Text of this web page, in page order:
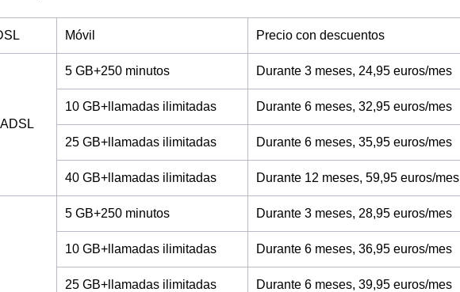
Móvil Precio con descuentos
5 GB+250 minutos Durante 3 meses, 24,95 euros/mes
10 GB+llamadas ilimitadas Durante 6 meses, 32,95 euros/mes
25 GB+llamadas ilimitadas Durante 6 meses, 35,95 euros/mes
40 GB+llamadas ilimitadas Durante 12 meses, 59,95 euros/mes
5 GB+250 minutos Durante 3 meses, 28,95 euros/mes
10 GB+llamadas ilimitadas Durante 6 meses, 36,95 euros/mes
25 GB+llamadas ilimitadas Durante 6 meses, 39,95 euros/mes